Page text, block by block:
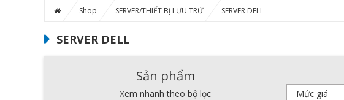
Shop SERVER/THIẾT BỊ LƯU TRỮ SERVER DELL
SERVER DELL
Sản phẩm
Xem nhanh theo bộ lọc